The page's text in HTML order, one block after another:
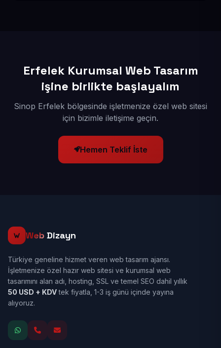
Erfelek Kurumsal Web Tasarım
işine birlikte başlayalım
Sinop Erfelek bölgesinde işletmenize özel web sitesi
için bizimle iletişime geçin.
Hemen Teklif İste
Web Dizayn
Türkiye geneline hizmet veren web tasarım ajansı.
İşletmenize özel hazır web sitesi ve kurumsal web
tasarımını alan adı, hosting, SSL ve temel SEO dahil yıllık
50 USD + KDVtek fiyatla, 1-3 iş günü içinde yayına
alıyoruz.